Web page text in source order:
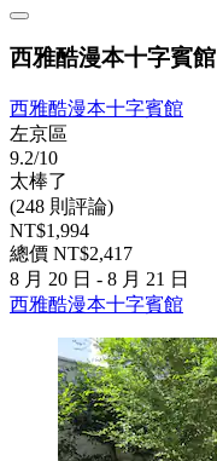
西雅酷漫本十字賓館
西雅酷漫本十字賓館
左京區
9.2/10
太棒了
(248 則評論)
NT$1,994
總價 NT$2,417
8 月 20 日 - 8 月 21 日
西雅酷漫本十字賓館